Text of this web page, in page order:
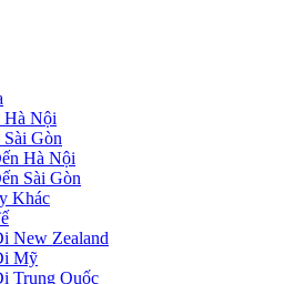
Nội
Gòn
Hà Nội
Sài Gòn
Khác
New Zealand
Mỹ
Trung Quốc